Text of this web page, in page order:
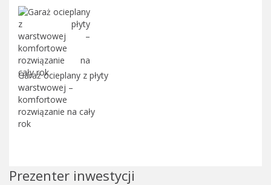
Garaż ocieplany z płyty
warstwowej –
komfortowe
rozwiązanie na cały
rok
Prezenter inwestycji